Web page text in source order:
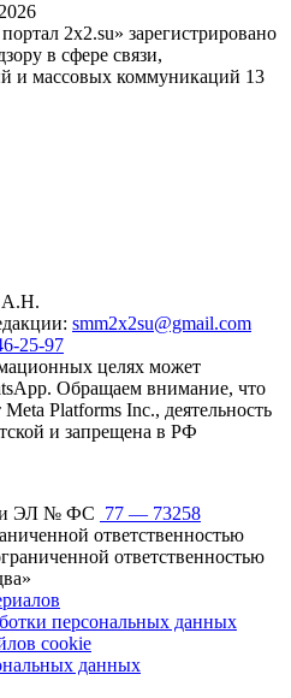
2x2.su» зарегистрировано
в сфере связи,
и массовых коммуникаций 13
А.Н.
smm2x2su@gmail.com
25-97
целях может
Обращаем внимание, что
Platforms Inc., деятельность
и запрещена в РФ
ЭЛ № ФС 77 — 73258
ответственностью
ответственностью
персональных данных
cookie
данных